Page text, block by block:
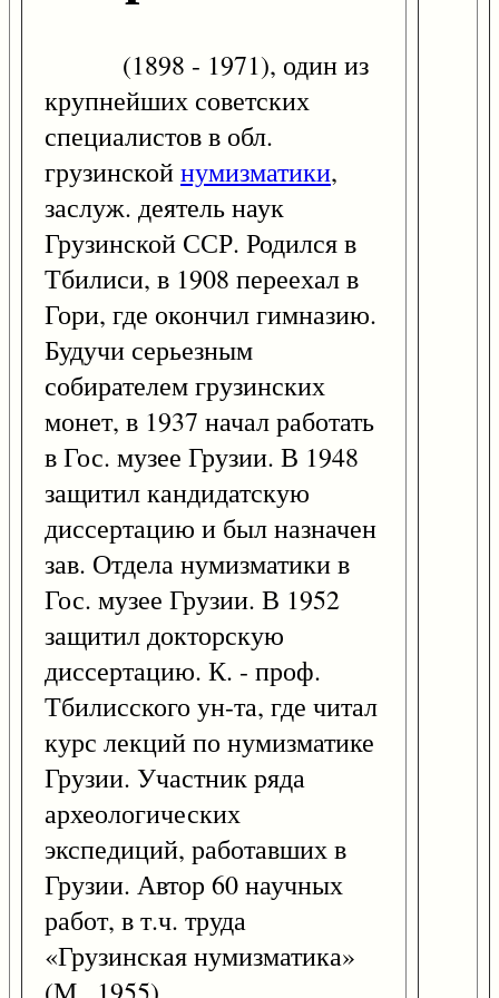
(1898 - 1971), один из
крупнейших советских
специалистов в обл.
грузинскойнумизматики,
заслуж. деятель наук
Грузинской ССР. Родился в
Тбилиси, в 1908 переехал в
Гори, где окончил гимназию.
Будучи серьезным
собирателем грузинских
монет, в 1937 начал работать
в Гос. музее Грузии. В 1948
защитил кандидатскую
диссертацию и был назначен
зав. Отдела нумизматики в
Гос. музее Грузии. В 1952
защитил докторскую
диссертацию. К. - проф.
Тбилисского ун-та, где читал
курс лекций по нумизматике
Грузии. Участник ряда
археологических
экспедиций, работавших в
Грузии. Автор 60 научных
работ, в т.ч. труда
«Грузинская нумизматика»